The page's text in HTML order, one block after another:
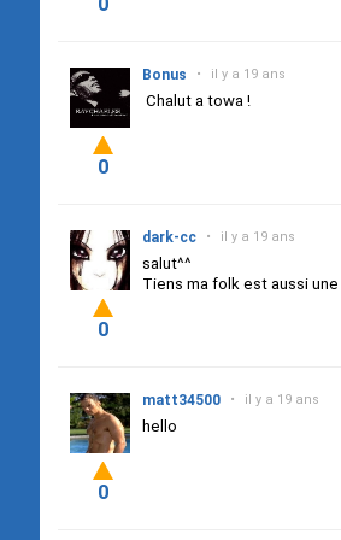
Bonus • il y a 19 ans
Chalut a towa !
0
dark-cc • il y a 19 ans
salut^^
Tiens ma folk est aussi
0
matt34500 • il y a 19 ans
hello
0